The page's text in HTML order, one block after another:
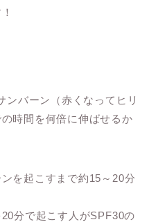
ンバーン（赤くなってヒリ
時間を何倍に伸ばせるか
を起こすまで約15～20分
分で起こす人がSPF30の